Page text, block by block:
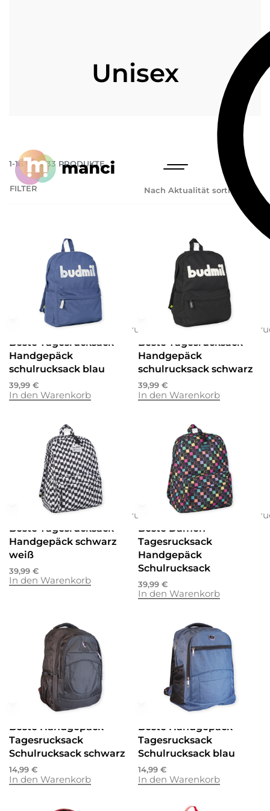
Unisex
1-16 VON33 PRODUKTE
Nach Aktualität sortieren
FILTER
RucksäckeRucksäcke
Schulrucksäcke
Beste Tagesrucksack
Handgepäck
schulrucksack blau
39,99 €
In den Warenkorb
RucksäckeRucksäcke
Beste Tagesrucksack
Handgepäck
schulrucksack schwarz
39,99 €
In den Warenkorb
RucksäckeRucksäcke
Schulrucksäcke
Beste Tagesrucksack
Handgepäck schwarz
weiß
39,99 €
In den Warenkorb
RucksäckeRucksäcke
Beste Damen
Tagesrucksack
Handgepäck
Schulrucksack
39,99 €
In den Warenkorb
RucksäckeSchulrucksäcke
Beste Handgepäck
Tagesrucksack
Schulrucksack schwarz
14,99 €
In den Warenkorb
RucksäckeSchulrucksäcke
Beste Handgepäck
Tagesrucksack
Schulrucksack blau
14,99 €
In den Warenkorb